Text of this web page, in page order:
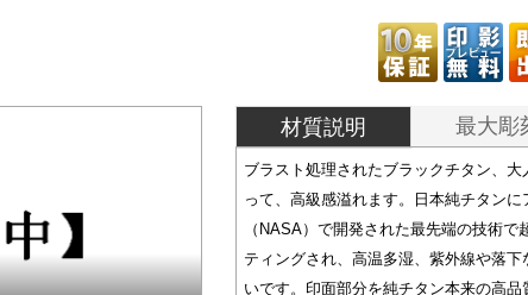
材質説明 最大彫
ブラスト処理されたブラックチタン、大
って、高級感溢れます。日本純チタンに
（NASA）で開発された最先端の技術で
ティングされ、高温多湿、紫外線や落下
いです。印面部分を純チタン本来の高品